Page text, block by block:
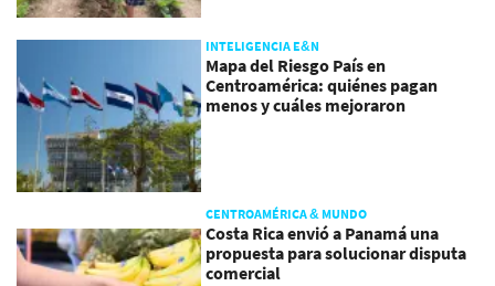
INTELIGENCIA E&N
Mapa del Riesgo País en
Centroamérica: quiénes pagan
menos y cuáles mejoraron
CENTROAMÉRICA & MUNDO
Costa Rica envió a Panamá una
propuesta para solucionar disputa
comercial